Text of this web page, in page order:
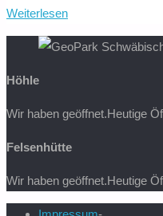
Weiterlesen"Bergfahrt
2026
–
Höhle
Wir haben geöffnet.Heutige
Felsenhütte
Wir haben geöffnet.Heutige